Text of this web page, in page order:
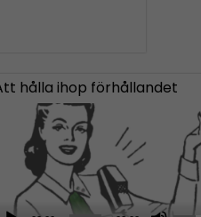
hålla ihop förhållandet